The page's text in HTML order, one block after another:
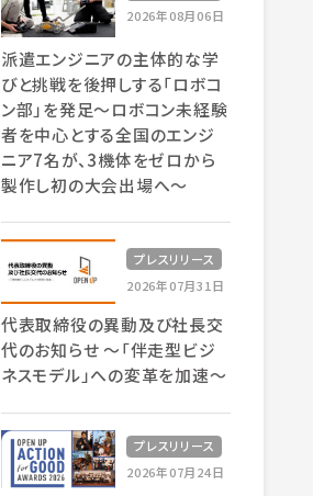
2026年08月06日
派遣エンジニアの主体的な学
びと挑戦を後押しする「ロボコ
ン部」を発足～ロボコン未経験
者を中心とする全国のエンジ
ニア7名が、3機体をゼロから
製作し初の大会出場へ～
プレスリリース
2026年07月31日
代表取締役の異動及び社長交
代のお知らせ 〜「伴走型ビジ
ネスモデル」への変革を加速〜
プレスリリース
2026年07月24日